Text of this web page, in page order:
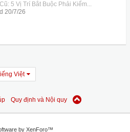
5 Vị Trí Bắt Buộc Phải Kiểm...
20/7/26
Việt
Quy định và Nội quy
by XenForo™